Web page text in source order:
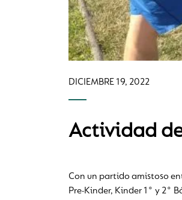
DICIEMBRE 19, 2022
Actividad
Con un partido amistoso
Pre-Kinder, Kinder 1° y 2°